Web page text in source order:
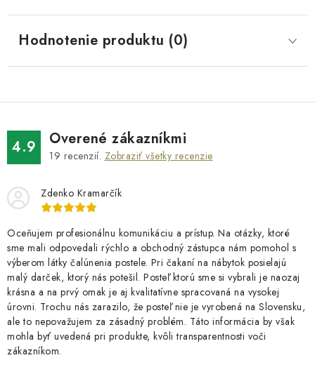
Hodnotenie produktu (0)
4.9 Overené zákazníkmi
19 recenzií. Zobraziť všetky recenzie
Zdenko Kramarčík
Oceňujem profesionálnu komunikáciu a prístup. Na otázky, ktoré
sme mali odpovedali rýchlo a obchodný zástupca nám pomohol s
výberom látky čalúnenia postele. Pri čakaní na nábytok posielajú
malý darček, ktorý nás potešil. Posteľ ktorú sme si vybrali je naozaj
krásna a na prvý omak je aj kvalitatívne spracovaná na vysokej
úrovni. Trochu nás zarazilo, že posteľ nie je vyrobená na Slovensku,
ale to nepovažujem za zásadný problém. Táto informácia by však
mohla byť uvedená pri produkte, kvôli transparentnosti voči
zákazníkom.